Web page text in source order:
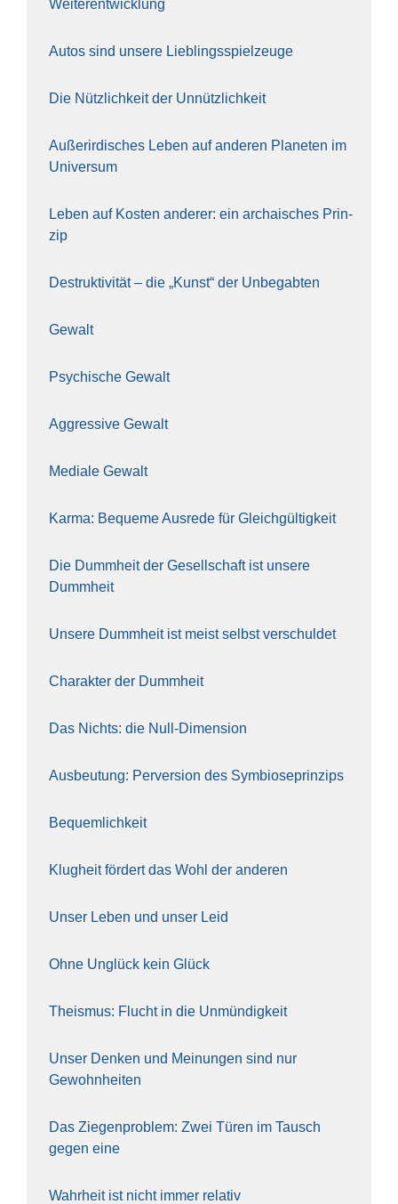
Wei­ter­ent­wick­lung
Autos sind unse­re Lieb­lings­spiel­zeu­ge
Die Nütz­lich­keit der Unnütz­lich­keit
Außer­ir­di­sches Leben auf ande­ren Pla­ne­ten im
Uni­ver­sum
Leben auf Kos­ten ande­rer: ein archai­sches Prin­
zip
Destruk­ti­vi­tät – die „Kunst“ der Unbe­gab­ten
Gewalt
Psy­chi­sche Gewalt
Aggres­si­ve Gewalt
Media­le Gewalt
Kar­ma: Beque­me Aus­re­de für Gleich­gül­tig­keit
Die Dumm­heit der Gesell­schaft ist unse­re
Dumm­heit
Unse­re Dumm­heit ist meist selbst ver­schul­det
Cha­rak­ter der Dumm­heit
Das Nichts: die Null-Dimen­si­on
Aus­beu­tung: Per­ver­si­on des Sym­bio­se­prin­zips
Bequem­lich­keit
Klug­heit för­dert das Wohl der ande­ren
Unser Leben und unser Leid
Ohne Unglück kein Glück
The­is­mus: Flucht in die Unmün­dig­keit
Unser Den­ken und Mei­nun­gen sind nur
Gewohn­hei­ten
Das Zie­gen­pro­blem: Zwei Türen im Tausch
gegen eine
Wahr­heit ist nicht immer rela­tiv